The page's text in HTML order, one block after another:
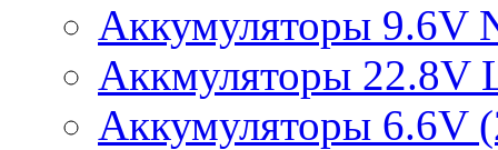
Аккумуляторы 9.6V
Аккмуляторы 22.8V
Аккумуляторы 6.6V